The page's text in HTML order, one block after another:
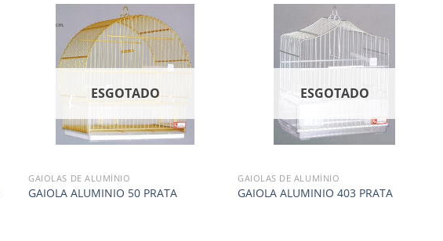
ESGOTADO
GAIOLAS DE ALUMÍNIO
GAIOLA ALUMINIO 50 PRATA
ESGOTADO
GAIOLAS DE ALUMÍNIO
GAIOLA ALUMINIO 403 PRATA